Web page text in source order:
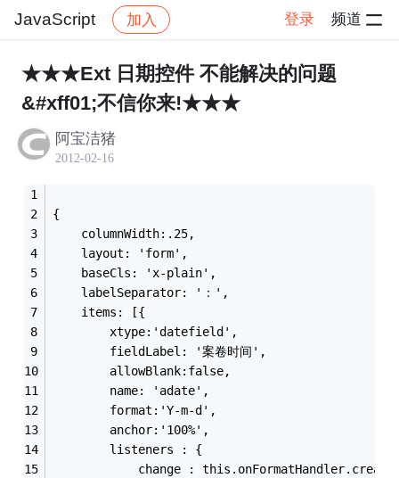
JavaScript 加入 登录 频道
社区 JavaScript 帖子详情
★★★Ext 日期控件 不能解决的问题
&#xff01;不信你来!★★★
阿宝洁猪
2012-02-16
{
	columnWidth:.25,
	layout: 'form',
	baseCls: 'x-plain',
	labelSeparator: '：',
	items: [{
	    xtype:'datefield',
	    fieldLabel: '案卷时间',
	    allowBlank:false,
	    name: 'adate',
	    format:'Y-m-d',
	    anchor:'100%',
	    listeners : {
change :